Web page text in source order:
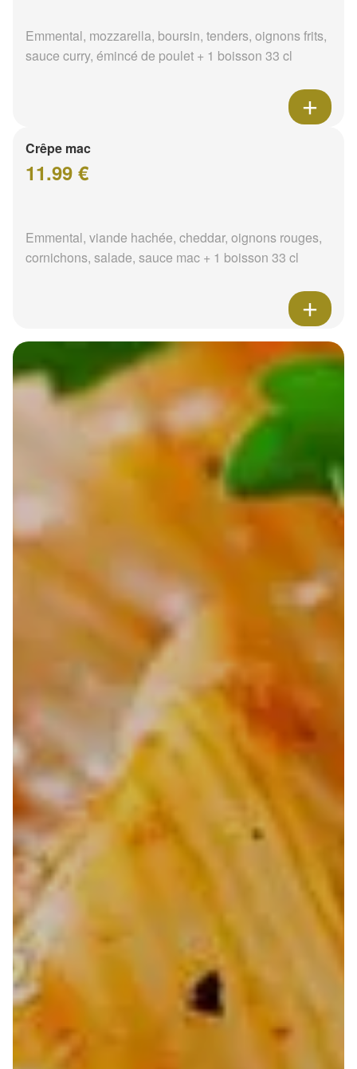
Emmental, mozzarella, boursin, tenders, oignons frits,
sauce curry, émincé de poulet + 1 boisson 33 cl
Crêpe mac
11.99 €
Emmental, viande hachée, cheddar, oignons rouges,
cornichons, salade, sauce mac + 1 boisson 33 cl